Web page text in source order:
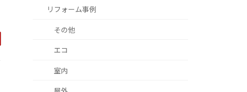
リフォーム事例
その他
エコ
室内